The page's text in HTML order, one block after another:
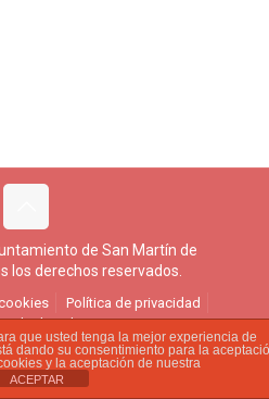
de San Martín de
los derechos reservados.
Política de privacidad
de derechos
que usted tenga la mejor experiencia de
dando su consentimiento para la
y la aceptación de nuestra
ACEPTAR